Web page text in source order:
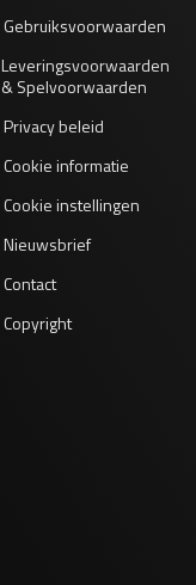
Gebruiksvoorwaarden
Leveringsvoorwaarden
& Spelvoorwaarden
Privacy beleid
Cookie informatie
Cookie instellingen
Nieuwsbrief
Contact
Copyright